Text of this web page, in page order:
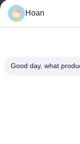
Notre adresse
F7, bâtiment 2, parc
Hoan
Good day, what